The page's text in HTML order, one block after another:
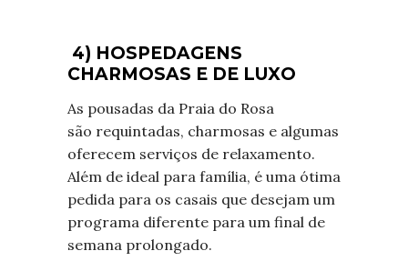
4) HOSPEDAGENS
CHARMOSAS E DE LUXO
As pousadas da Praia do Rosa
são requintadas, charmosas e algumas
oferecem serviços de relaxamento.
Além de ideal para família, é uma ótima
pedida para os casais que desejam um
programa diferente para um final de
semana prolongado.